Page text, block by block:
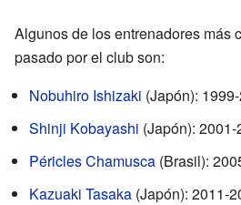
Algunos de los entrenadores más
pasado por el club son:
Nobuhiro Ishizaki (Japón):
Shinji Kobayashi (Japón): 2001-
Péricles Chamusca (Brasil):
Kazuaki Tasaka (Japón): 2011-